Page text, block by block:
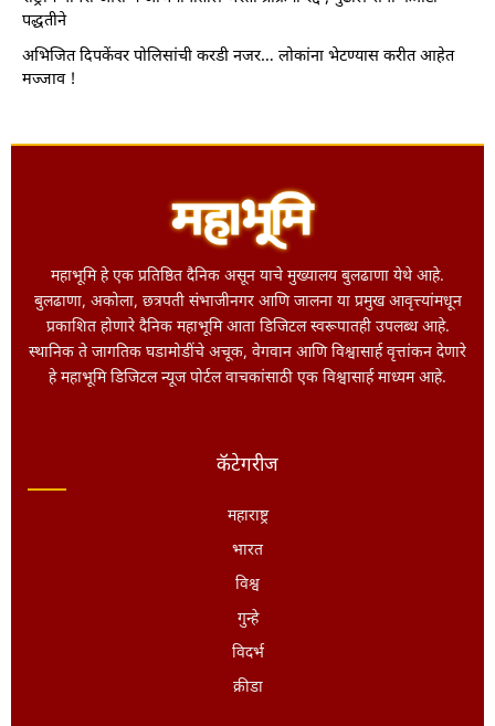
पद्धतीने
अभिजित दिपकेंवर पोलिसांची करडी नजर… लोकांना भेटण्यास करीत आहेत
मज्जाव !
महाभूमि हे एक प्रतिष्ठित दैनिक असून याचे मुख्यालय बुलढाणा येथे आहे.
बुलढाणा, अकोला, छत्रपती संभाजीनगर आणि जालना या प्रमुख आवृत्त्यांमधून
प्रकाशित होणारे दैनिक महाभूमि आता डिजिटल स्वरूपातही उपलब्ध आहे.
स्थानिक ते जागतिक घडामोडींचे अचूक, वेगवान आणि विश्वासार्ह वृत्तांकन देणारे
हे महाभूमि डिजिटल न्यूज पोर्टल वाचकांसाठी एक विश्वासार्ह माध्यम आहे.
कॅटेगरीज
महाराष्ट्र
भारत
विश्व
गुन्हे
विदर्भ
क्रीडा